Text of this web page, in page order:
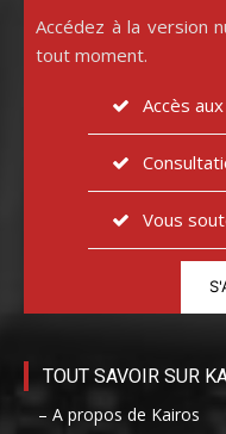
Accédez à la version
tout moment.
Accès
Vous
TOUT SAVOIR SUR
– A propos de Kairos